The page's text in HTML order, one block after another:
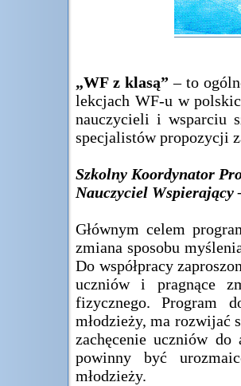
„WF z klasą” – to
lekcjach WF-u w
nauczycieli i wsparciu
specjalistów propozycji
Szkolny Koordynator
Nauczyciel Wspierający
Głównym celem
zmiana sposobu
Do współpracy
uczniów i pragnące
fizycznego. Program
młodzieży, ma rozwijać
zachęcenie uczniów
powinny być
młodzieży.